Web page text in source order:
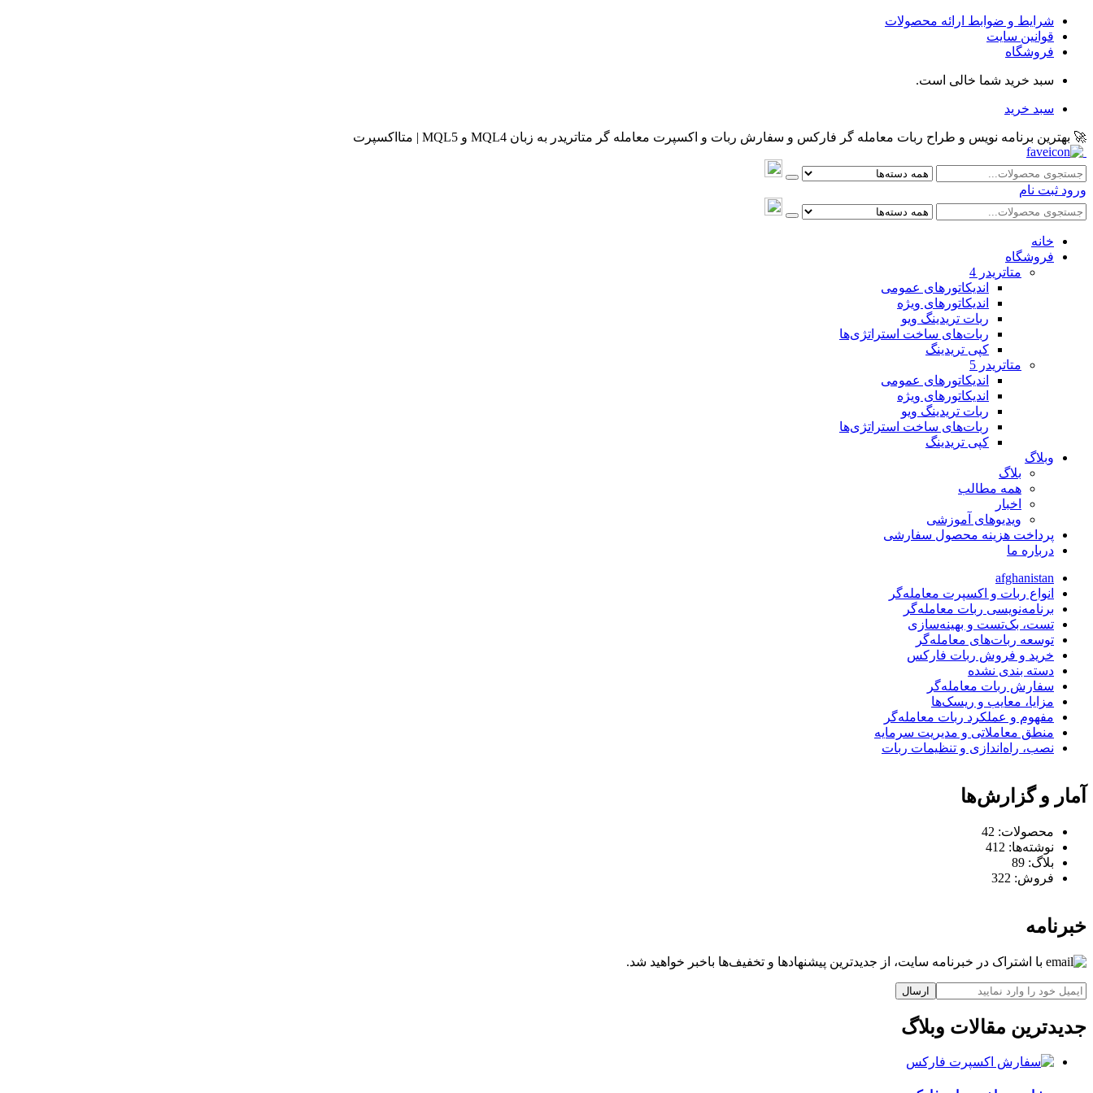
شرایط و ضوابط ارائه محصولات
قوانین سایت
فروشگاه
سبد خرید شما خالی است.
سبد خرید
🚀 بهترین برنامه نویس و طراح ربات معامله گر فارکس و سفارش ربات و اکسپرت معامله گر متاتریدر به زبان MQL4 و MQL5 | متااکسپرت
ورود ثبت نام
خانه
فروشگاه
متاتريدر 4
اندیکاتورهای عمومی
اندیکاتورهای ویژه
ربات تریدینگ ویو
ربات‌های ساخت استراتژی‌ها
کپی تریدینگ
متاتريدر 5
اندیکاتورهای عمومی
اندیکاتورهای ویژه
ربات تریدینگ ویو
ربات‌های ساخت استراتژی‌ها
کپی تریدینگ
وبلاگ
بلاگ
همه مطالب
اخبار
ویدیوهای آموزشی
پرداخت هزینه محصول سفارشی
درباره ما
afghanistan
انواع ربات و اکسپرت معامله‌گر
برنامه‌نویسی ربات معامله‌گر
تست، بک‌تست و بهینه‌سازی
توسعه ربات‌های معامله‌گر
خرید و فروش ربات فارکس
دسته بندی نشده
سفارش ربات معامله‌گر
مزایا، معایب و ریسک‌ها
مفهوم و عملکرد ربات معامله‌گر
منطق معاملاتی و مدیریت سرمایه
نصب، راه‌اندازی و تنظیمات ربات
آمار و گزارش‌ها
محصولات: 42
نوشته‌ها: 412
بلاگ: 89
فروش: 322
خبرنامه
با اشتراک در خبرنامه سایت، از جدیدترین پیشنهادها و تخفیف‌ها باخبر خواهید شد.
ارسال
جدیدترین مقالات وبلاگ